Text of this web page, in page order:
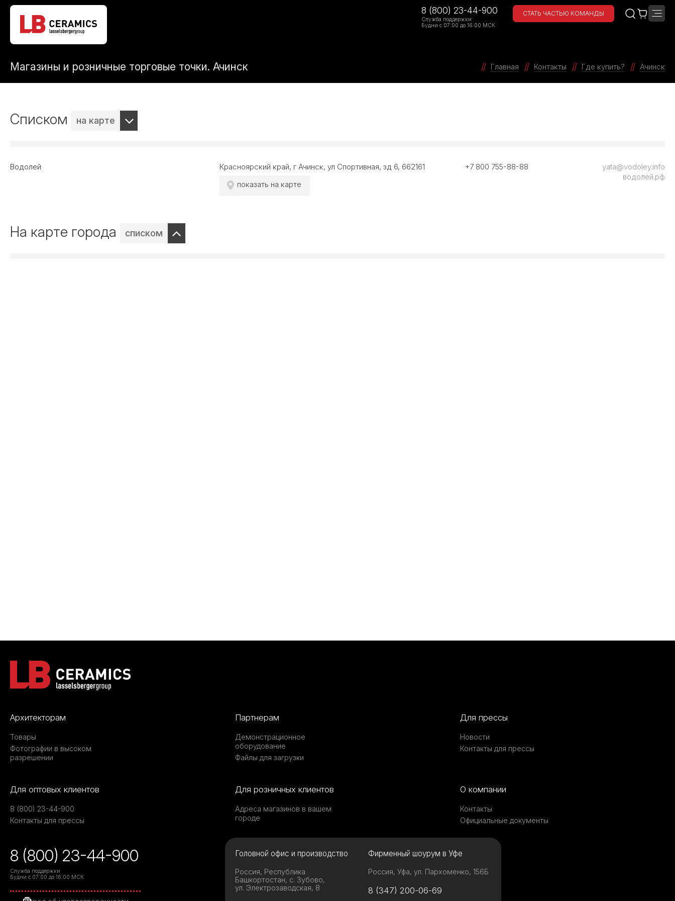
8 (800) 23-44-900
Служба поддержки
Будни с 07:00 до 16:00 МСК
СТАТЬ ЧАСТЬЮ КОМАНДЫ
Магазины и розничные торговые точки. Ачинск Главная Контакты Где купить? Ачинск
Списком на карте
Водолей
Красноярский край, г Ачинск, ул Спортивная, зд 6, 662161
показать на карте
+7 800 755-88-88
yata@vodoley.info
водолей.рф
На карте города списком
Архитекторам
Товары
Фотографии в высоком
разрешении
Партнерам
Демонстрационное
оборудование
Файлы для загрузки
Для прессы
Новости
Контакты для прессы
Для оптовых клиентов
8 (800) 23-44-900
Контакты для прессы
Для розничных клиентов
Адреса магазинов в вашем
городе
О компании
Контакты
Официальные документы
8 (800) 23-44-900
Служба поддержки
Будни с 07:00 до 16:00 МСК
Головной офис и производство
Россия, Республика
Башкортостан, с. Зубово,
ул. Электрозаводская, 8
Фирменный шоурум в Уфе
Россия, Уфа, ул. Пархоменко, 156Б
8 (347) 200-06-69